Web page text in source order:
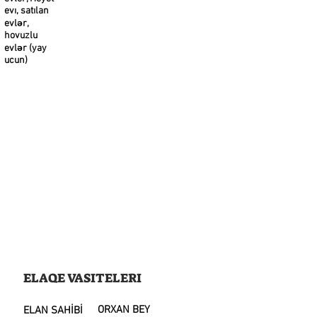
evı, satılan
evlər,
hovuzlu
evlər (yay
ucun)
ELAQE VASITELERI
ELAN SAHİBİ ORXAN BEY